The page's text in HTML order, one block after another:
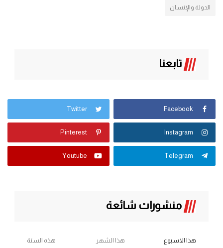
الدولة والإنسان
تابعنا
Facebook
Twitter
Instagram
Pinterest
Telegram
Youtube
منشورات شائعة
هذا الاسبوع هذا الشهر هذه السنة